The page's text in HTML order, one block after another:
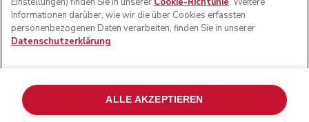
und das Design der Küchenmaschine sind eingetragene
Marken in den USA und in anderen Ländern.
Informationen darüber, wie wir die über Cookies erfassten
personenbezogenen Daten verarbeiten, finden Sie in unserer
Datenschutzerklärung.
ALLE AKZEPTIEREN